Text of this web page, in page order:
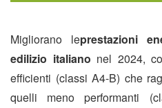
Migliorano leprestazioni
edilizio italiano nel 2024,
efficienti (classi A4-B) che
quelli meno performanti